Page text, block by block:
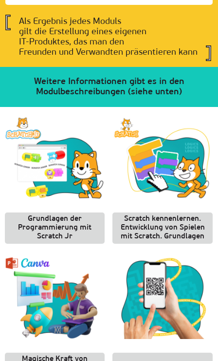
Als Ergebnis jedes Moduls
gilt die Erstellung eines eigenen
IT-Produktes, das man den
Freunden und Verwandten präsentieren kann
Weitere Informationen gibt es in den
Modulbeschreibungen (siehe unten)
Grundlagen der
Programmierung mit
Scratch Jr
Scratch kennenlernen.
Entwicklung von Spielen
mit Scratch. Grundlagen
Magische Kraft von